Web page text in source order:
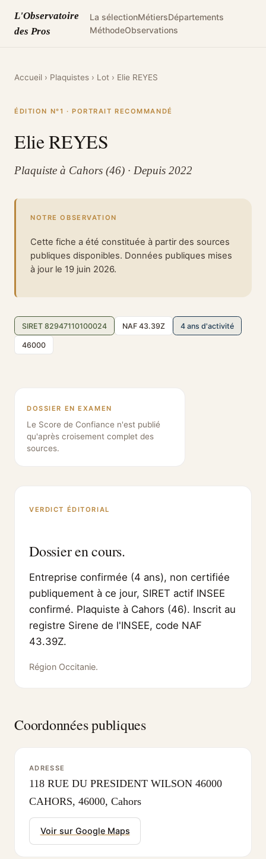
L'Observatoire
des Pros
La sélectionMétiersDépartements
MéthodeObservations
Accueil › Plaquistes › Lot › Elie REYES
ÉDITION N°1 · PORTRAIT RECOMMANDÉ
Elie REYES
Plaquiste à Cahors (46) · Depuis 2022
NOTRE OBSERVATION
Cette fiche a été constituée à partir des sources
publiques disponibles. Données publiques mises
à jour le 19 juin 2026.
SIRET 82947110100024 NAF 43.39Z 4 ans d'activité
46000
DOSSIER EN EXAMEN
Le Score de Confiance n'est publié
qu'après croisement complet des
sources.
VERDICT ÉDITORIAL
Dossier en cours.
Entreprise confirmée (4 ans), non certifiée
publiquement à ce jour, SIRET actif INSEE
confirmé. Plaquiste à Cahors (46). Inscrit au
registre Sirene de l'INSEE, code NAF
43.39Z.
Région Occitanie.
Coordonnées publiques
ADRESSE
118 RUE DU PRESIDENT WILSON 46000
CAHORS, 46000, Cahors
Voir sur Google Maps